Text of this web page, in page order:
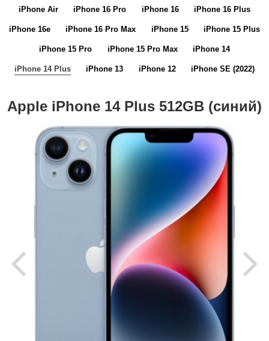
iPhone Air iPhone 16 Pro iPhone 16 iPhone 16 Plus
iPhone 16e iPhone 16 Pro Max iPhone 15 iPhone 15 Plus
iPhone 15 Pro iPhone 15 Pro Max iPhone 14
iPhone 14 Plus iPhone 13 iPhone 12 iPhone SE (2022)
Apple iPhone 14 Plus 512GB (синий)